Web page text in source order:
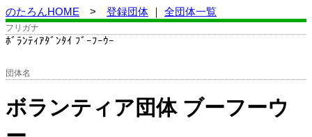
のたろんHOME > 登録団体 ｜ 全団体一覧
フリガナ
ﾎﾞﾗﾝﾃｨｱﾀﾞﾝﾀｲ ﾌﾞｰﾌｰｳｰ
団体名
ボランティア団体 ブーフーウ